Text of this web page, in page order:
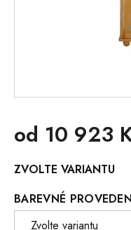
od 10 923
cena:
ZVOLTE VARIANTU
BAREVNÉ